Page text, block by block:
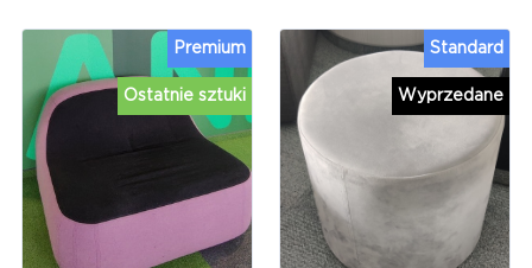
Ostatnie sztuki
Premium
Wyprzedane
Standard